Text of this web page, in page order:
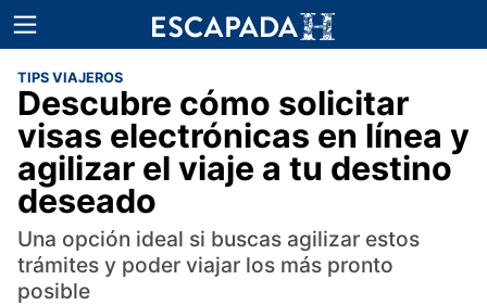
TIPS VIAJEROS
Descubre cómo solicitar
visas electrónicas en línea y
agilizar el viaje a tu destino
deseado
Una opción ideal si buscas agilizar estos
trámites y poder viajar los más pronto
posible